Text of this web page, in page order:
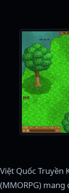
Việt Quốc Truyền
(MMORPG)